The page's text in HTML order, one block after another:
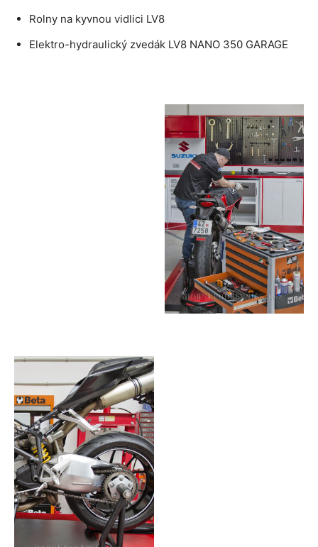
Rolny na kyvnou vidlici LV8
Elektro-hydraulický zvedák LV8 NANO 350 GARAGE